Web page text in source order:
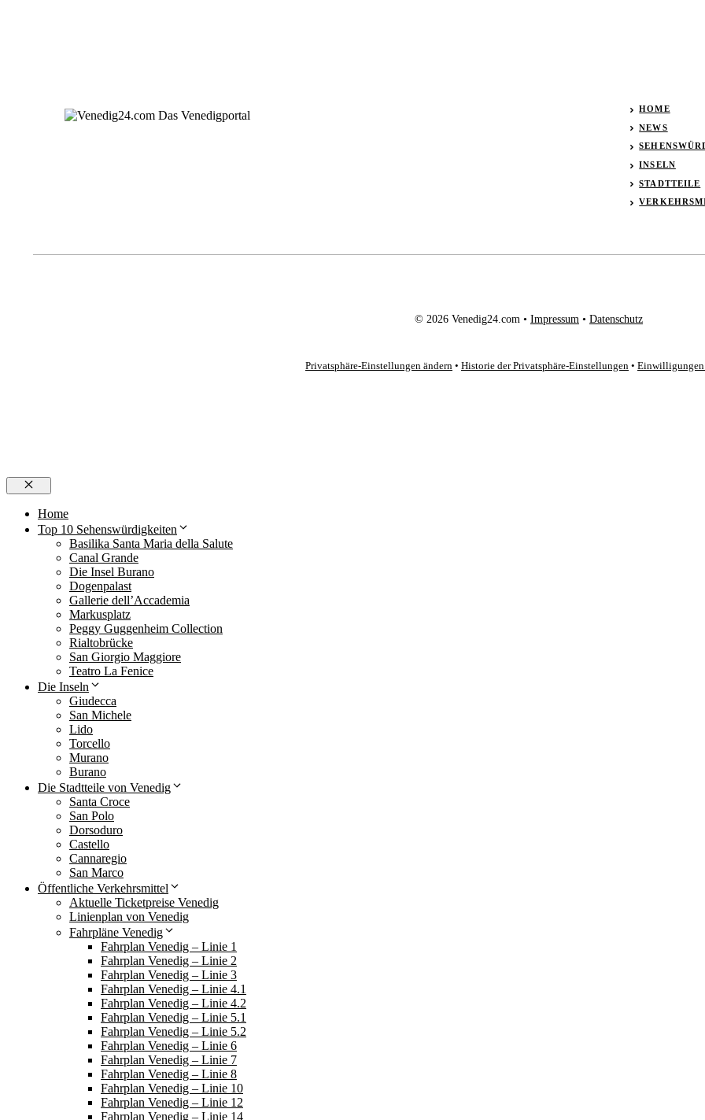
HOME
NEWS
INSELN
STADTTEILE
© 2026 Venedig24.com • Impressum • Datenschutz
Privatsphäre-Einstellungen ändern • Historie der Privatsphäre-Einstellungen • Einwilligungen
Schließen
Home
Top 10 Sehenswürdigkeiten
Basilika Santa Maria della Salute
Canal Grande
Die Insel Burano
Dogenpalast
Gallerie dell’Accademia
Markusplatz
Peggy Guggenheim Collection
Rialtobrücke
San Giorgio Maggiore
Teatro La Fenice
Die Inseln
Giudecca
San Michele
Lido
Torcello
Murano
Burano
Die Stadtteile von Venedig
Santa Croce
San Polo
Dorsoduro
Castello
Cannaregio
San Marco
Öffentliche Verkehrsmittel
Aktuelle Ticketpreise Venedig
Linienplan von Venedig
Fahrpläne Venedig
Fahrplan Venedig – Linie 1
Fahrplan Venedig – Linie 2
Fahrplan Venedig – Linie 3
Fahrplan Venedig – Linie 4.1
Fahrplan Venedig – Linie 4.2
Fahrplan Venedig – Linie 5.1
Fahrplan Venedig – Linie 5.2
Fahrplan Venedig – Linie 6
Fahrplan Venedig – Linie 7
Fahrplan Venedig – Linie 8
Fahrplan Venedig – Linie 10
Fahrplan Venedig – Linie 12
Fahrplan Venedig – Linie 14